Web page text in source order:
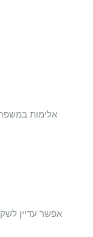
אלימות
אפשר עדיין